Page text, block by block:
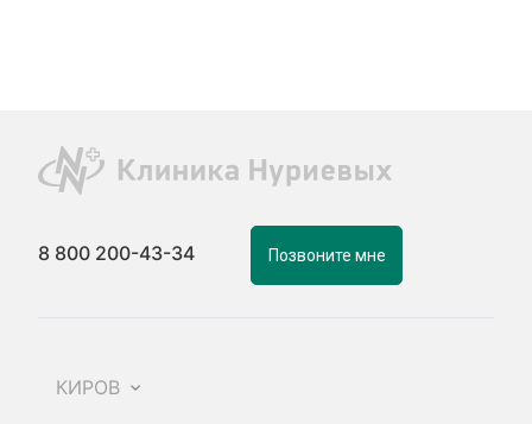
8 800 200-43-34 Позвоните мне
КИРОВ